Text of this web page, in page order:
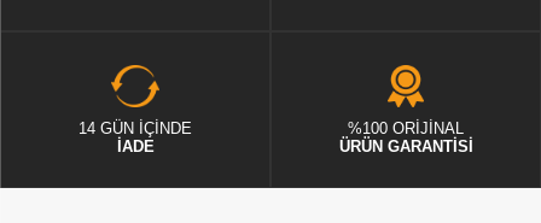
14 GÜN İÇİNDE
İADE
%100 ORİJİNAL
ÜRÜN GARANTİSİ